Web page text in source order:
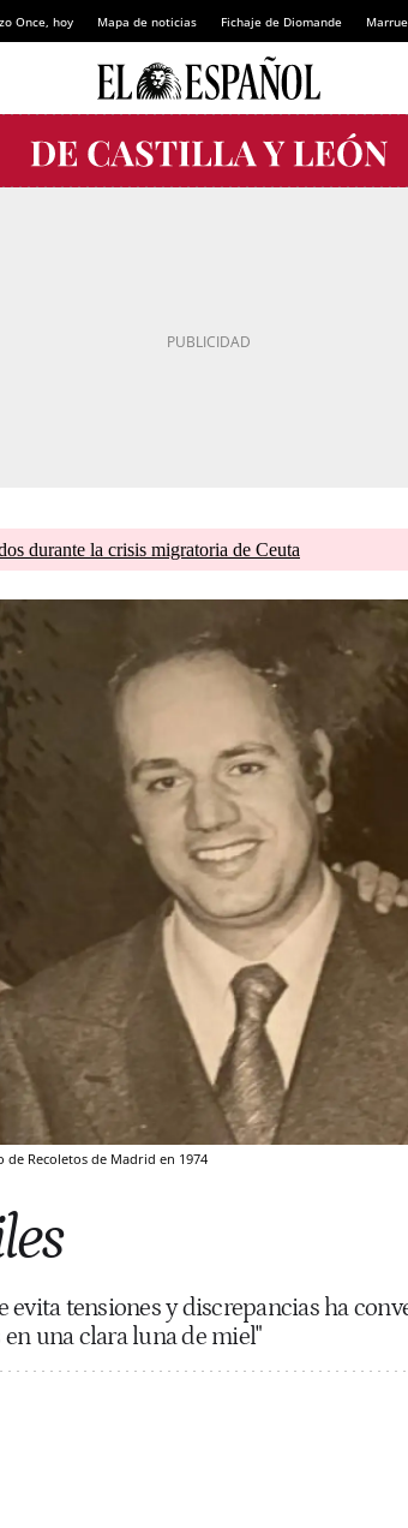
Once, hoy Mapa de noticias Fichaje de Diomande
durante la crisis migratoria de Ceuta
Recoletos de Madrid en 1974
tensiones y discrepancias ha
una clara luna de miel"